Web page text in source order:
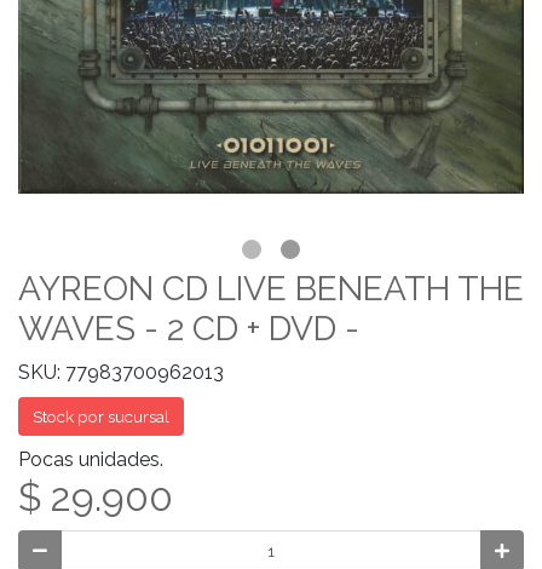
AYREON CD LIVE BENEATH THE
WAVES - 2 CD + DVD -
SKU: 77983700962013
Stock por sucursal
Pocas unidades.
$ 29.900